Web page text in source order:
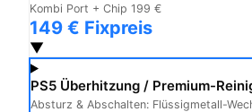
Kombi Port + Chip 199 €
149 € Fixpreis
▼
PS5 Überhitzung / Premium-
Absturz & Abschalten: Flüssigmetall-